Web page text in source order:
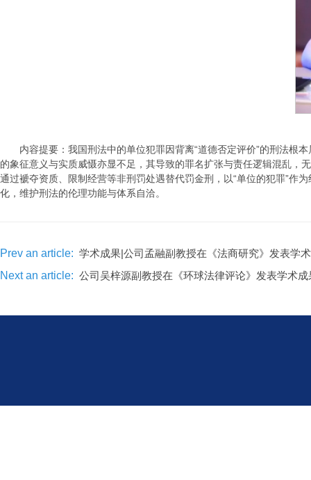
内容提要：我国刑法中的单位犯罪因背离“道德否定评价”的刑法根
的象征意义与实质威慑亦显不足，其导致的罪名扩张与责任逻辑混乱，
通过褫夺资质、限制经营等非刑罚处遇替代罚金刑，以“单位的犯罪”作
化，维护刑法的伦理功能与体系自洽。
Prev an article: 学术成果|公司孟融副教授在《法商研究》发表学
Next an article: 公司吴梓源副教授在《环球法律评论》发表学术